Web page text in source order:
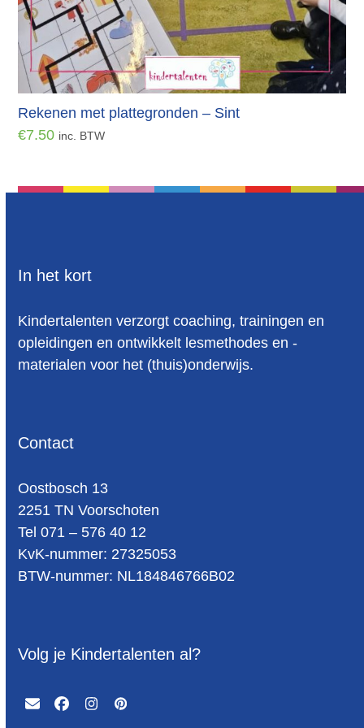
Rekenen met plattegronden – Sint
€7.50 inc. BTW
In het kort
Kindertalenten verzorgt coaching, trainingen en
opleidingen en ontwikkelt lesmethodes en -
materialen voor het (thuis)onderwijs.
Contact
Oost­bosch 13
2251 TN Voorschoten
Tel 071 – 576 40 12
KvK-nummer: 27325053
BTW-num­mer: NL184846766B02
Volg je Kindertalenten al?
EmailFacebook
Instagram
Pinterest